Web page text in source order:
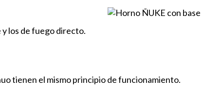
y los de fuego directo.
tienen el mismo principio de funcionamiento.